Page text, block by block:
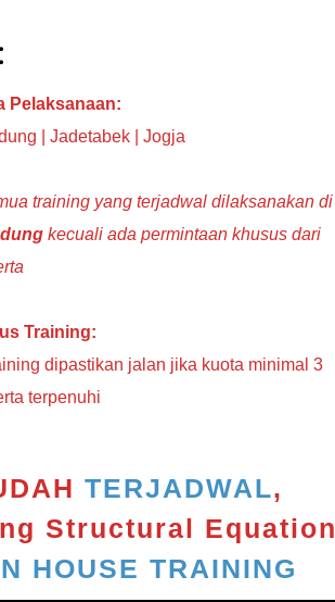
Pelaksanaan:
| Jadetabek | Jogja
training yang terjadwal dilaksanakan di
kecuali ada permintaan khusus dari
Training:
dipastikan jalan jika kuota minimal 3
terpenuhi
TERJADWAL,
Structural Equation
HOUSE TRAINING